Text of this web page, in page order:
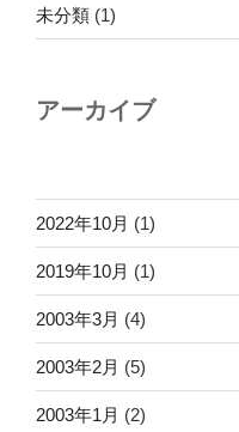
未分類 (1)
アーカイブ
2022年10月 (1)
2019年10月 (1)
2003年3月 (4)
2003年2月 (5)
2003年1月 (2)